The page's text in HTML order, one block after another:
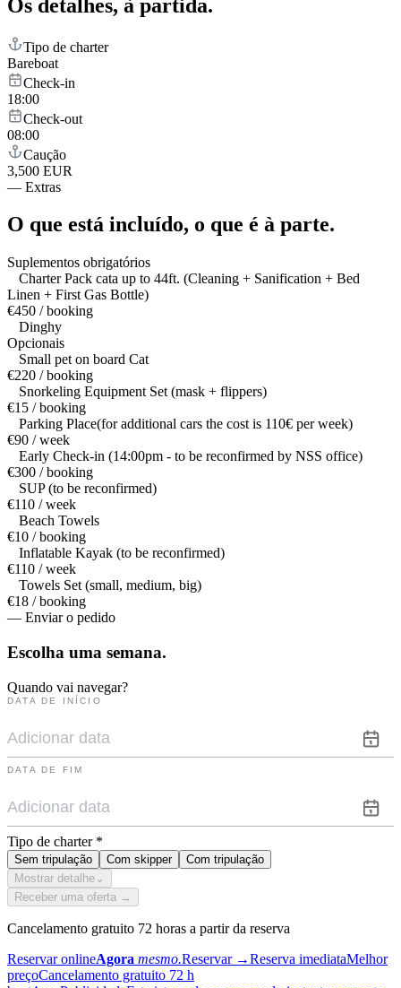
Os detalhes, à partida.
Tipo de charter
Bareboat
Check-in
18:00
Check-out
08:00
Caução
3,500 EUR
— Extras
O que está incluído, o que é à parte.
Suplementos obrigatórios
Charter Pack cata up to 44ft. (Cleaning + Sanification + Bed
Linen + First Gas Bottle)
€450 / booking
Dinghy
Opcionais
Small pet on board Cat
€220 / booking
Snorkeling Equipment Set (mask + flippers)
€15 / booking
Parking Place(for additional cars the cost is 110€ per week)
€90 / week
Early Check-in (14:00pm - to be reconfirmed by NSS office)
€300 / booking
SUP (to be reconfirmed)
€110 / week
Beach Towels
€10 / booking
Inflatable Kayak (to be reconfirmed)
€110 / week
Towels Set (small, medium, big)
€18 / booking
— Enviar o pedido
Escolha uma semana.
Quando vai navegar?
DATA DE INÍCIO
DATA DE FIM
Tipo de charter *
Sem tripulação Com skipper
Com tripulação
Mostrar detalhe ⌄
Receber uma oferta →
Cancelamento gratuito 72 horas a partir da reserva
Reservar onlineAgora mesmo.Reservar →Reserva imediataMelhor
preçoCancelamento gratuito 72 h